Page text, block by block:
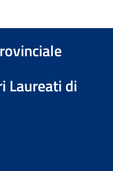
Laureati di